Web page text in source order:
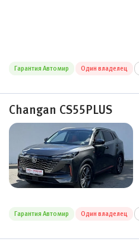
Гарантия Автомир Один владелец
Changan CS55PLUS
Гарантия Автомир Один владелец